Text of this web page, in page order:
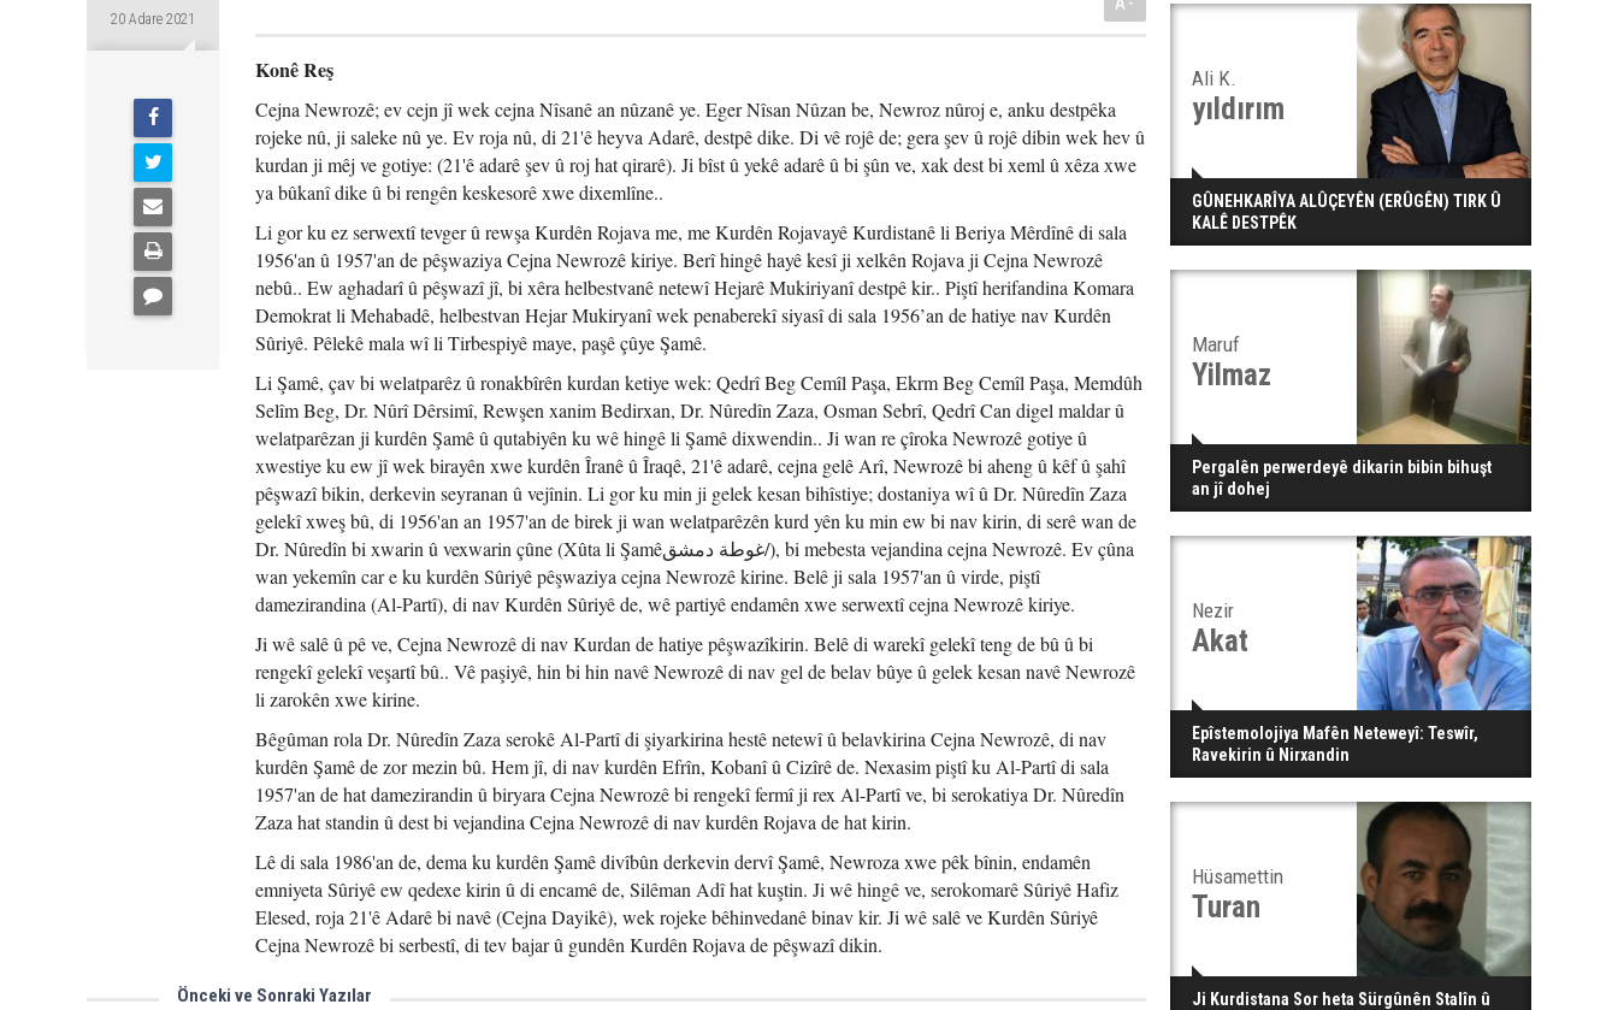
20 Adare 2021
Konê Reş
Cejna Newrozê; ev cejn jî wek cejna Nîsanê an nûzanê ye. Eger Nîsan Nûzan be, Newroz nûroj e, anku destpêka
rojeke nû, ji saleke nû ye. Ev roja nû, di 21'ê heyva Adarê, destpê dike. Di vê rojê de; gera şev û rojê dibin wek hev û
kurdan ji mêj ve gotiye: (21'ê adarê şev û roj hat qirarê). Ji bîst û yekê adarê û bi şûn ve, xak dest bi xeml û xêza xwe
ya bûkanî dike û bi rengên keskesorê xwe dixemlîne..
Li gor ku ez serwextî tevger û rewşa Kurdên Rojava me, me Kurdên Rojavayê Kurdistanê li Beriya Mêrdînê di sala
1956'an û 1957'an de pêşwaziya Cejna Newrozê kiriye. Berî hingê hayê kesî ji xelkên Rojava ji Cejna Newrozê
nebû.. Ew aghadarî û pêşwazî jî, bi xêra helbestvanê netewî Hejarê Mukiriyanî destpê kir.. Piştî herifandina Komara
Demokrat li Mehabadê, helbestvan Hejar Mukiryanî wek penaberekî siyasî di sala 1956’an de hatiye nav Kurdên
Sûriyê. Pêlekê mala wî li Tirbespiyê maye, paşê çûye Şamê.
Li Şamê, çav bi welatparêz û ronakbîrên kurdan ketiye wek: Qedrî Beg Cemîl Paşa, Ekrm Beg Cemîl Paşa, Memdûh
Selîm Beg, Dr. Nûrî Dêrsimî, Rewşen xanim Bedirxan, Dr. Nûredîn Zaza, Osman Sebrî, Qedrî Can digel maldar û
welatparêzan ji kurdên Şamê û qutabiyên ku wê hingê li Şamê dixwendin.. Ji wan re çîroka Newrozê gotiye û
xwestiye ku ew jî wek birayên xwe kurdên Îranê û Îraqê, 21'ê adarê, cejna gelê Arî, Newrozê bi aheng û kêf û şahî
pêşwazî bikin, derkevin seyranan û vejînin. Li gor ku min ji gelek kesan bihîstiye; dostaniya wî û Dr. Nûredîn Zaza
gelekî xweş bû, di 1956'an an 1957'an de birek ji wan welatparêzên kurd yên ku min ew bi nav kirin, di serê wan de
Dr. Nûredîn bi xwarin û vexwarin çûne (Xûta li Şamêغوطة دمشق/), bi mebesta vejandina cejna Newrozê. Ev çûna
wan yekemîn car e ku kurdên Sûriyê pêşwaziya cejna Newrozê kirine. Belê ji sala 1957'an û virde, piştî
damezirandina (Al-Partî), di nav Kurdên Sûriyê de, wê partiyê endamên xwe serwextî cejna Newrozê kiriye.
Ji wê salê û pê ve, Cejna Newrozê di nav Kurdan de hatiye pêşwazîkirin. Belê di warekî gelekî teng de bû û bi
rengekî gelekî veşartî bû.. Vê paşiyê, hin bi hin navê Newrozê di nav gel de belav bûye û gelek kesan navê Newrozê
li zarokên xwe kirine.
Bêgûman rola Dr. Nûredîn Zaza serokê Al-Partî di şiyarkirina hestê netewî û belavkirina Cejna Newrozê, di nav
kurdên Şamê de zor mezin bû. Hem jî, di nav kurdên Efrîn, Kobanî û Cizîrê de. Nexasim piştî ku Al-Partî di sala
1957'an de hat damezirandin û biryara Cejna Newrozê bi rengekî fermî ji rex Al-Partî ve, bi serokatiya Dr. Nûredîn
Zaza hat standin û dest bi vejandina Cejna Newrozê di nav kurdên Rojava de hat kirin.
Lê di sala 1986'an de, dema ku kurdên Şamê divîbûn derkevin dervî Şamê, Newroza xwe pêk bînin, endamên
emniyeta Sûriyê ew qedexe kirin û di encamê de, Silêman Adî hat kuştin. Ji wê hingê ve, serokomarê Sûriyê Hafiz
Elesed, roja 21'ê Adarê bi navê (Cejna Dayikê), wek rojeke bêhinvedanê binav kir. Ji wê salê ve Kurdên Sûriyê
Cejna Newrozê bi serbestî, di tev bajar û gundên Kurdên Rojava de pêşwazî dikin.
Önceki ve Sonraki Yazılar
Ali K.
yıldırım
GÛNEHKARÎYA ALÛÇEYÊN (ERÛGÊN) TIRK Û
KALÊ DESTPÊK
Maruf
Yilmaz
Pergalên perwerdeyê dikarin bibin bihuşt
an jî dohej
Nezir
Akat
Epîstemolojiya Mafên Neteweyî: Teswîr,
Ravekirin û Nirxandin
Hüsamettin
Turan
Ji Kurdistana Sor heta Sürgûnên Stalîn û